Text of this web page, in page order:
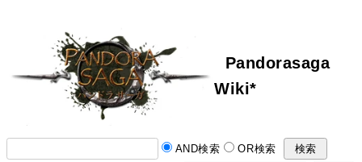
Pandorasaga
Wiki*
AND検索 OR検索